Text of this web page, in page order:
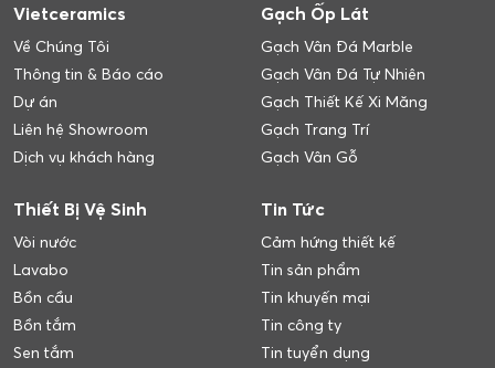
Vietceramics
Về Chúng Tôi
Thông tin & Báo cáo
Dự án
Liên hệ Showroom
Dịch vụ khách hàng
Gạch Ốp Lát
Gạch Vân Đá Marble
Gạch Vân Đá Tự Nhiên
Gạch Thiết Kế Xi Măng
Gạch Trang Trí
Gạch Vân Gỗ
Thiết Bị Vệ Sinh
Vòi nước
Lavabo
Bồn cầu
Bồn tắm
Sen tắm
Tin Tức
Cảm hứng thiết kế
Tin sản phẩm
Tin khuyến mại
Tin công ty
Tin tuyển dụng